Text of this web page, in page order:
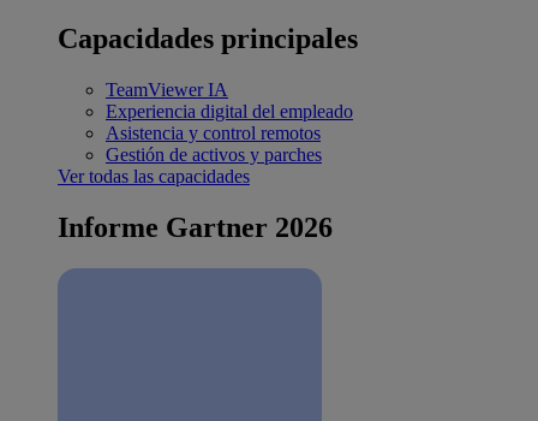
Capacidades principales
TeamViewer IA
Experiencia digital del empleado
Asistencia y control remotos
Gestión de activos y parches
Ver todas las capacidades
Informe Gartner 2026